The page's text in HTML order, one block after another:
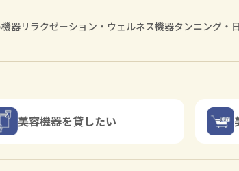
器リラクゼーション・ウェルネス機器タンニング・
美容機器を貸したい